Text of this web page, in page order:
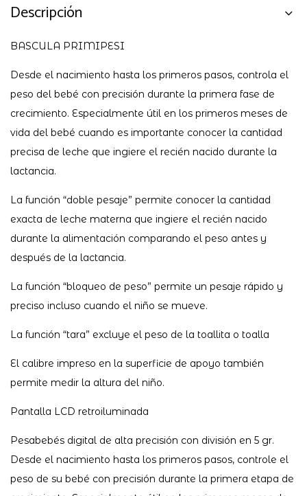
Descripción
BASCULA PRIMIPESI
Desde el nacimiento hasta los primeros pasos, controla el
peso del bebé con precisión durante la primera fase de
crecimiento. Especialmente útil en los primeros meses de
vida del bebé cuando es importante conocer la cantidad
precisa de leche que ingiere el recién nacido durante la
lactancia.
La función “doble pesaje” permite conocer la cantidad
exacta de leche materna que ingiere el recién nacido
durante la alimentación comparando el peso antes y
después de la lactancia.
La función “bloqueo de peso” permite un pesaje rápido y
preciso incluso cuando el niño se mueve.
La función “tara” excluye el peso de la toallita o toalla
El calibre impreso en la superficie de apoyo también
permite medir la altura del niño.
Pantalla LCD retroiluminada
Pesabebés digital de alta precisión con división en 5 gr.
Desde el nacimiento hasta los primeros pasos, controle el
peso de su bebé con precisión durante la primera etapa de